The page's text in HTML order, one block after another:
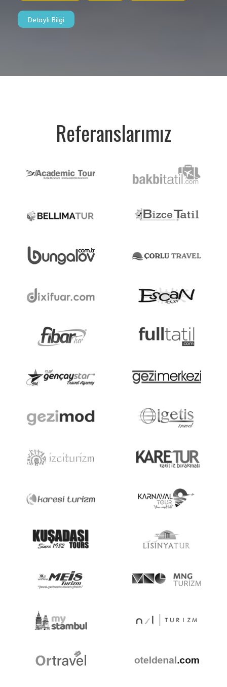
Detaylı Bilgi
Referanslarımız